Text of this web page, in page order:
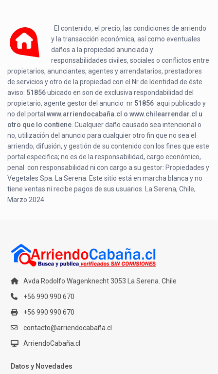
El contenido, el precio, las condiciones de arriendo
y la transacción económica, así como eventuales
daños a la propiedad anunciada y
responsabilidades civiles, sociales o conflictos entre
propietarios, anunciantes, agentes y arrendatarios, prestadores
de servicios y otro de la propiedad con el Nr de Identidad de éste
aviso: 51856ubicado enson de exclusiva respondabilidad del
propietario, agente gestor del anuncio nr 51856 aqui publicado y
no del portalwww.arriendocabaña.cl o www.chilearrendar.cl u
otro que lo contiene . Cualquier daño causado sea intencional o
no, utilización del anuncio para cualquier otro fin que no sea el
arriendo, difusión, y gestión de su contenido con los fines que este
portal especifica; no es de la responsabilidad, cargo económico,
penal con responsabilidad ni con cargo a su gestor: Propiedades y
Vegetales Spa. La Serena. Este sitio está en marcha blanca y no
tiene ventas ni recibe pagos de sus usuarios. La Serena, Chile,
Marzo 2024
Avda Rodolfo Wagenknecht 3053 La Serena. Chile
+56 990 990 670
+56 990 990 670
contacto@arriendocabaña.cl
ArriendoCabaña.cl
Datos y Novedades